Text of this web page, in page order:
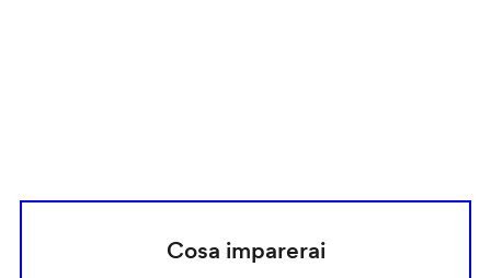
Cosa imparerai